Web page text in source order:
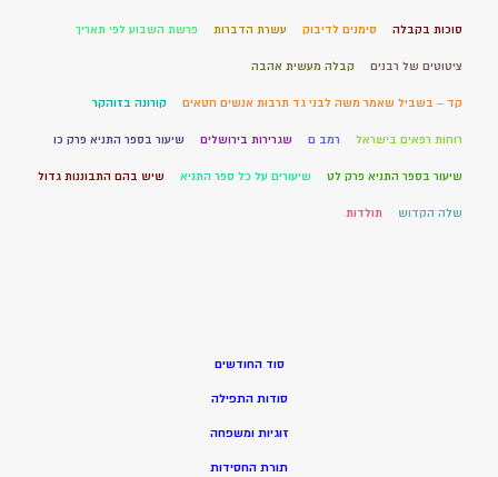
סוכות בקבלה סימנים לדיבוק עשרת הדברות פרשת השבוע לפי תאריך
ציטוטים של רבנים קבלה מעשית אהבה
קד – בשביל שאמר משה לבני גד תרבות אנשים חטאים קורונה בזוהקר
רוחות רפאים בישראל רמב ם שגרירות בירושלים שיעור בספר התניא פרק כו
שיעור בספר התניא פרק לט שיעורים על כל ספר התניא שיש בהם התבוננות גדול
שלה הקדוש תולדות
סוד החודשים
סודות התפילה
זוגיות ומשפחה
תורת החסידות